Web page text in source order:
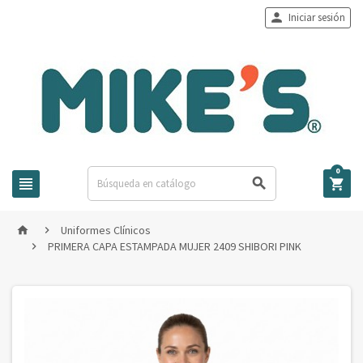
 
 Iniciar sesión

0
  Uniformes Clínicos
 PRIMERA CAPA ESTAMPADA MUJER 2409 SHIBORI PINK